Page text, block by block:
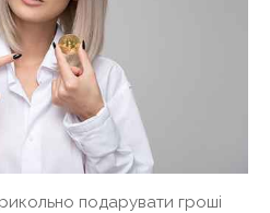
подарувати гроші